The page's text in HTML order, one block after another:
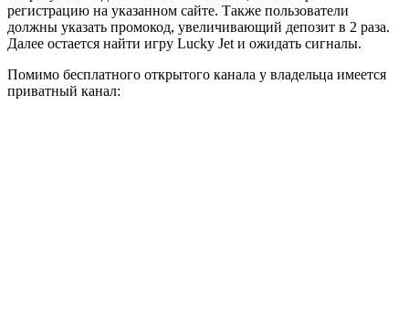
регистрацию на указанном сайте. Также пользователи
должны указать промокод, увеличивающий депозит в 2 раза.
Далее остается найти игру Lucky Jet и ожидать сигналы.
Помимо бесплатного открытого канала у владельца имеется
приватный канал: